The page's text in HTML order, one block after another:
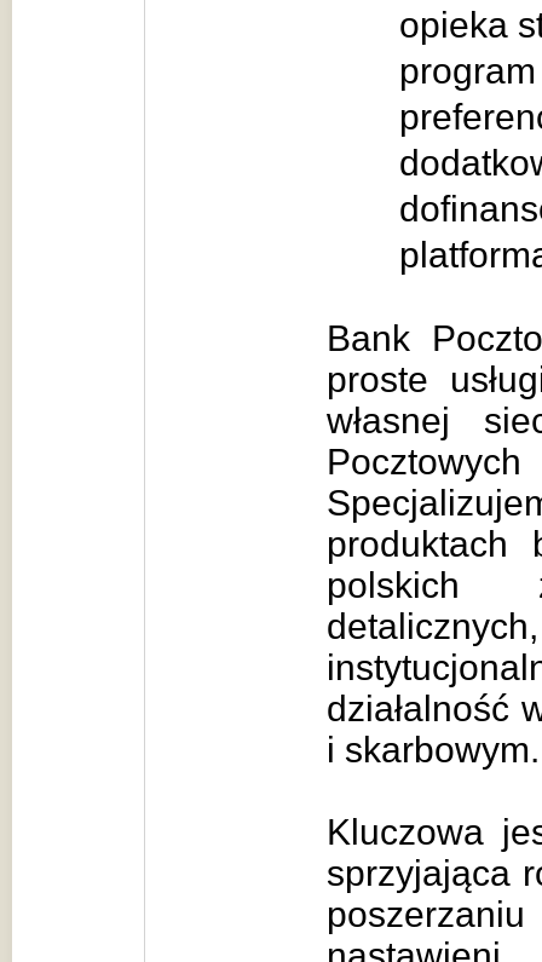
opieka
Bank
proste
własnej
produktach
polskich
działalność
i skarbowym.
Kluczowa
sprzyjająca